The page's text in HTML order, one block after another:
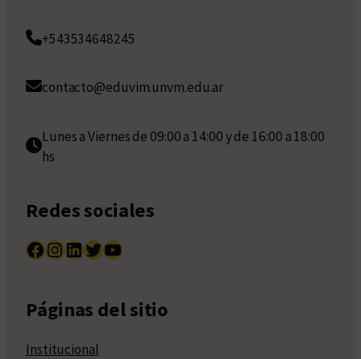
+543534648245
contacto@eduvim.unvm.edu.ar
Lunes a Viernes de 09:00 a 14:00 y de 16:00 a 18:00
hs
Redes sociales
Facebook InstagramLinkedIn Twitter YouTube
Páginas del sitio
Institucional